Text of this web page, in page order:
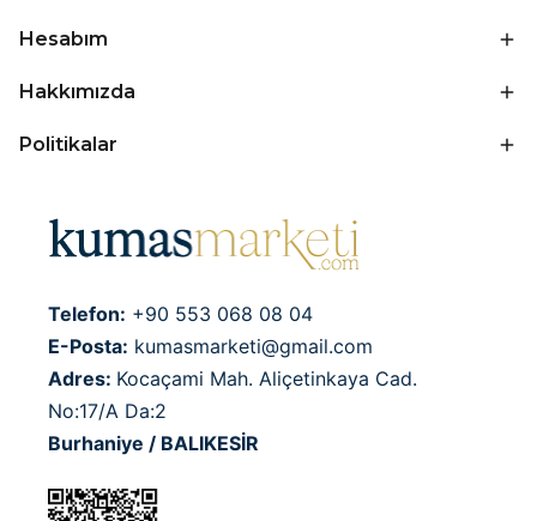
Hesabım
Hakkımızda
Politikalar
Telefon: +90 553 068 08 04
E-Posta: kumasmarketi@gmail.com
Adres: Kocaçami Mah. Aliçetinkaya Cad.
No:17/A Da:2
Burhaniye / BALIKESİR